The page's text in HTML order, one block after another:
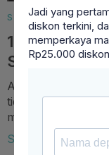
STUDENT
10 Ide Kerja
SMA, Bisa
Apa saja ide kerja
tidak
menguntungkan?
Selengkapnya
Jadi yang
diskon terkini,
memperkaya
Rp25.000